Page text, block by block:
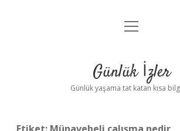
Anasayfa
Yasal Uyarı
menüyü
Günlük İzler
Günlük yaşama tat katan kısa